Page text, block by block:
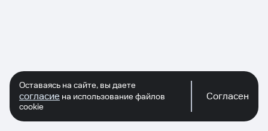
Оставаясь на сайте, вы даете
согласие на использование файлов
cookie
Согласен